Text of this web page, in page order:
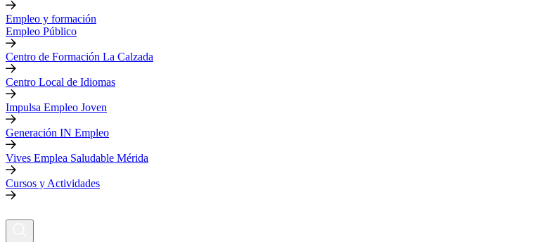
Empleo y formación
Empleo Público
Centro de Formación La Calzada
Centro Local de Idiomas
Impulsa Empleo Joven
Generación IN Empleo
Vives Emplea Saludable Mérida
Cursos y Actividades